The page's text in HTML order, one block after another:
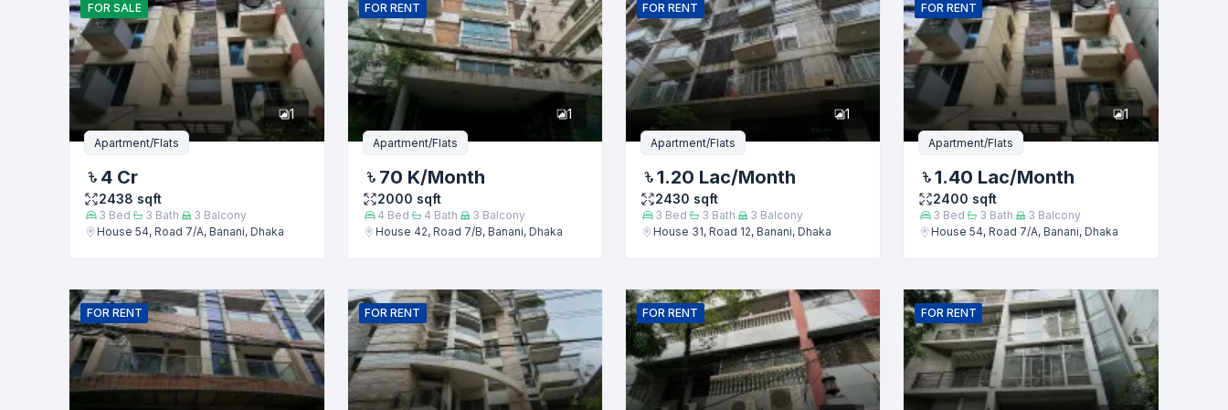
ফোন নম্বর
জমা দিন
FOR SALE
1
Apartment/Flats
4 Cr
2438 sqft
3 Bed 3 Bath 3 Balcony
House 54, Road 7/A, Banani, Dhaka
FOR RENT
1
Apartment/Flats
70 K/Month
2000 sqft
4 Bed 4 Bath 3 Balcony
House 42, Road 7/B, Banani, Dhaka
FOR RENT
1
Apartment/Flats
1.20 Lac/Month
2430 sqft
3 Bed 3 Bath 3 Balcony
House 31, Road 12, Banani, Dhaka
FOR RENT
1
Apartment/Flats
1.40 Lac/Month
2400 sqft
3 Bed 3 Bath 3 Balcony
House 54, Road 7/A, Banani, Dhaka
FOR RENT FOR RENT FOR RENT FOR RENT